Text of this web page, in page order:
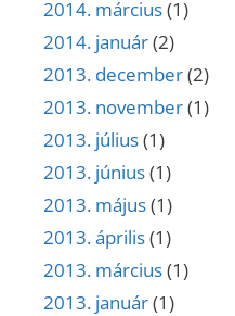
2014. március(1)
2014. január(2)
2013. december(2)
2013. november(1)
2013. július(1)
2013. június(1)
2013. május(1)
2013. április(1)
2013. március(1)
2013. január(1)